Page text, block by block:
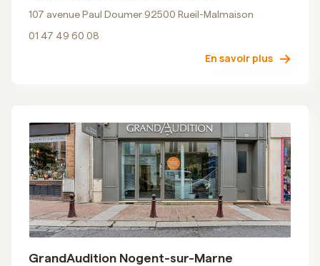
107 avenue Paul Doumer 92500 Rueil-Malmaison
01 47 49 60 08
En savoir plus
GrandAudition Nogent-sur-Marne